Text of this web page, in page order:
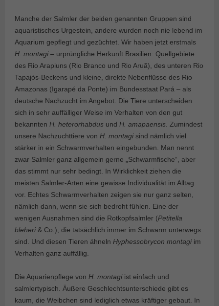
Manche der Salmler der beiden genannten Gruppen sind
aquaristisches Urgestein, andere wurden noch nie lebend im
Aquarium gepflegt und gezüchtet. Wir haben jetzt erstmals
H. montagi– urprüngliche Herkunft Brasilien: Quellgebiete
des Rio Arapiuns (Rio Branco und Rio Aruã), des unteren Rio
Tapajós-Beckens und kleine, direkte Nebenflüsse des Rio
Amazonas (Igarapé da Ponte) im Bundesstaat Pará – als
deutsche Nachzucht im Angebot. Die Tiere unterscheiden
sich in sehr auffälliger Weise im Verhalten von den gut
bekannten H. heterorhabdus und H. amapaensis . Zumindest
unsere Nachzuchttiere von H. montagisind nämlich viel
stärker in ein Schwarmverhalten eingebunden. Man nennt
zwar Salmler ganz allgemein gerne „Schwarmfische“, aber
das stimmt nur sehr bedingt. In Wirklichkeit ziehen die
meisten Salmler-Arten eine gewisse Individualität im Alltag
vor. Echtes Schwarmverhalten zeigen sie nur ganz selten,
nämlich dann, wenn sie sich bedroht fühlen. Eine der
wenigen Ausnahmen sind die Rotkopfsalmler (Petitella
bleheri& Co.), die tatsächlich immer im Schwarm unterwegs
sind. Und diesen Tieren ähneln Hyphessobrycon montagiim
Verhalten ganz auffällig.
Die Aquarienpflege von H. montagiist einfach und
salmlertypisch. Äußere Geschlechtsunterschiede gibt es
kaum, die Weibchen sind lediglich etwas kräftiger gebaut. In